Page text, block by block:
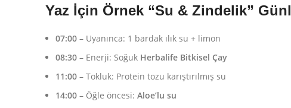
Yaz İçin Örnek “Su & Zindelik”
07:00 – Uyanınca: 1 bardak ılık su + limon
08:30 – Enerji: Soğuk Herbalife Bitkisel Çay
11:00 – Tokluk: Protein tozu karıştırılmış su
14:00 – Öğle öncesi: Aloe’lu su